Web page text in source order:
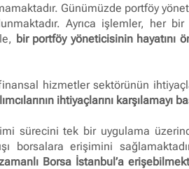
Günümüzde portföy
Ayrıca işlemler, her bir
bir portföy yöneticisinin hayatını
hizmetler sektörünün
ihtiyaçlarını karşılamayı
sürecini tek bir uygulama
borsalara erişimini
Borsa İstanbul’a